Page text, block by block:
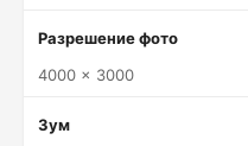
Разрешение фото
4000 x 3000
Зум